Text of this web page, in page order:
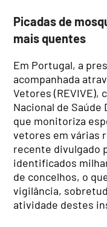
Picadas de
mais quentes
Em Portugal, a
acompanhada
Vetores (REVIVE),
Nacional de Saúde
que monitoriza
vetores em várias
recente divulgado
identificados
de concelhos, o
vigilância,
atividade destes